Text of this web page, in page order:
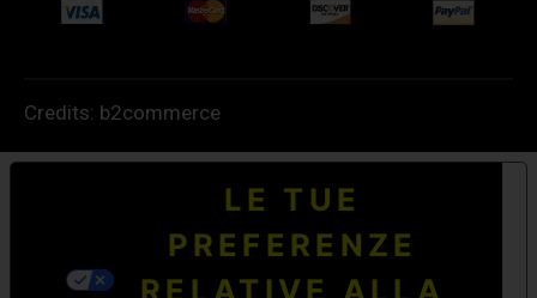
Credits: b2commerce
LE TUE
PREFERENZE